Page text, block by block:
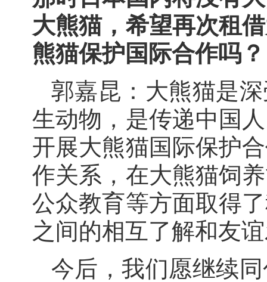
大熊猫，希望再次租
熊猫保护国际合作吗？
郭嘉昆：大熊猫是
生动物，是传递中国
开展大熊猫国际保护
作关系，在大熊猫饲
公众教育等方面取得
之间的相互了解和友
今后，我们愿继续